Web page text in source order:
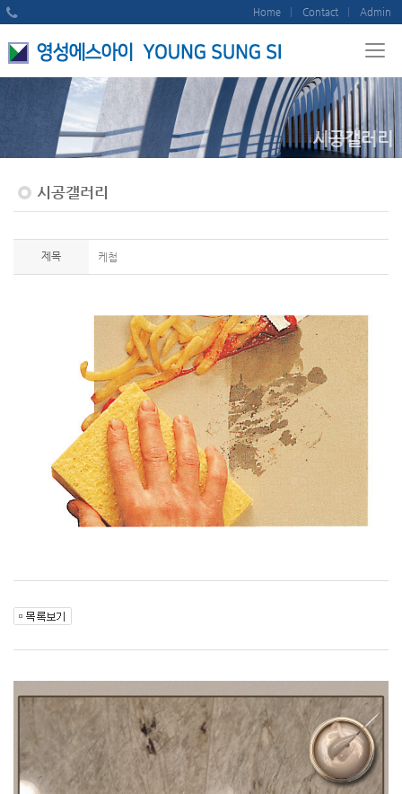
Home Contact Admin
시공갤러리
시공갤러리
제목 케첩